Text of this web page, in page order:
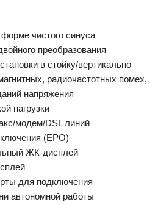
чистого синуса
преобразования
в стойку/вертикально
радиочастотных помех,
напряжения
нагрузки
модем/DSL линий
(EPO)
ЖК-дисплей
для подключения
автономной работы